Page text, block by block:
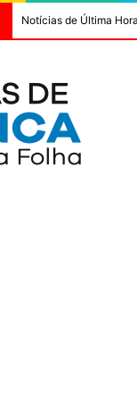
Notícias de Última Hora